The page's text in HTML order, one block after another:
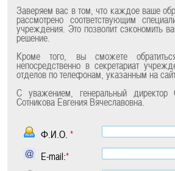
Заверяем вас в том, что каждое ваше
рассмотрено соответствующим
учреждения. Это позволит сэкономить
решение.
Кроме того, вы сможете
непосредственно в секретариат
отделов по телефонам, указанным на
С уважением, генеральный
Сотникова Евгения Вячеславовна.
Ф.И.О. *
E-mail:*